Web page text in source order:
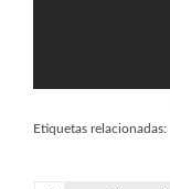
Etiquetas relacionadas: